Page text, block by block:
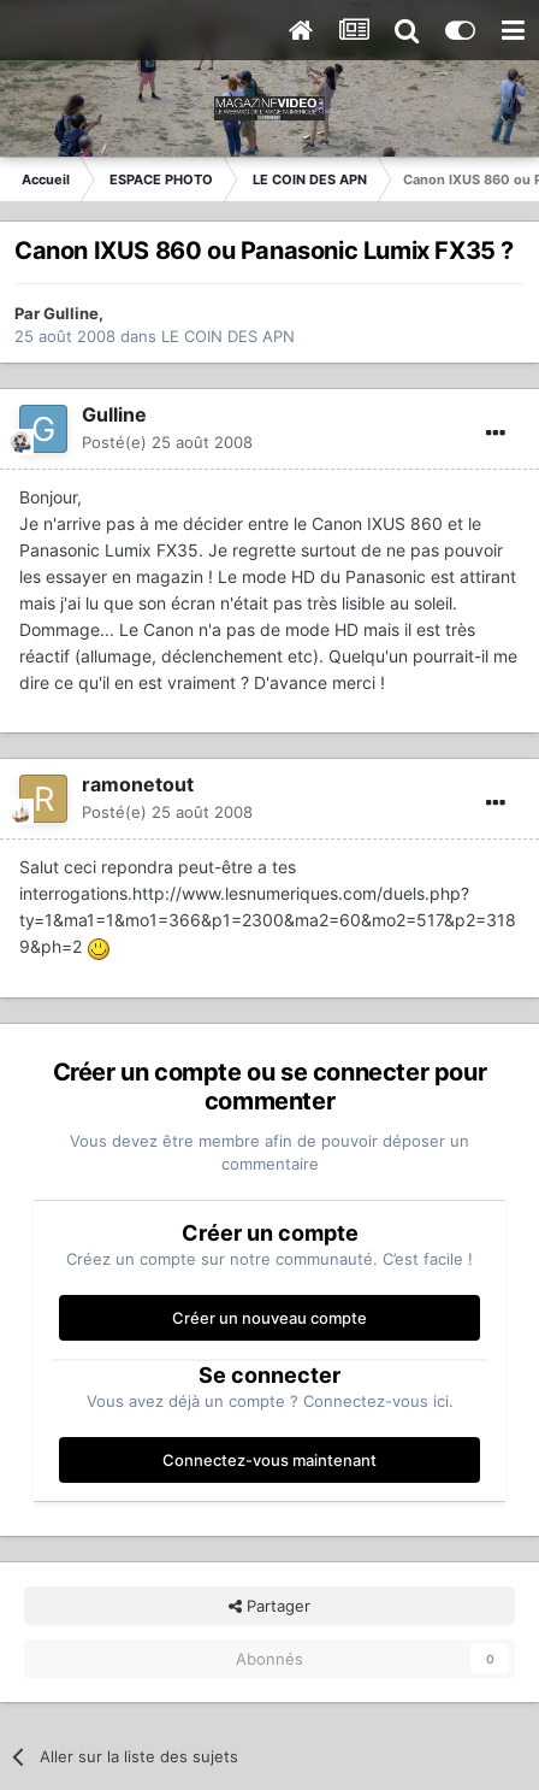
Accueil ESPACE PHOTO LE COIN DES APN Canon IXUS 860 ou
Canon IXUS 860 ou Panasonic Lumix FX35 ?
ParGulline,
25 août 2008 dans LE COIN DES APN
Gulline
Posté(e) 25 août 2008
Bonjour,
Je n'arrive pas à me décider entre le Canon IXUS 860 et le
Panasonic Lumix FX35. Je regrette surtout de ne pas pouvoir
les essayer en magazin ! Le mode HD du Panasonic est attirant
mais j'ai lu que son écran n'était pas très lisible au soleil.
Dommage... Le Canon n'a pas de mode HD mais il est très
réactif (allumage, déclenchement etc). Quelqu'un pourrait-il me
dire ce qu'il en est vraiment ? D'avance merci !
ramonetout
Posté(e) 25 août 2008
Salut ceci repondra peut-être a tes
interrogations.http://www.lesnumeriques.com/duels.php?
ty=1&ma1=1&mo1=366&p1=2300&ma2=60&mo2=517&p2=318
9&ph=2
Créer un compte ou se connecter pour
commenter
Vous devez être membre afin de pouvoir déposer un
commentaire
Créer un compte
Créez un compte sur notre communauté. C’est facile !
Créer un nouveau compte
Se connecter
Vous avez déjà un compte ? Connectez-vous ici.
Connectez-vous maintenant
Partager
Abonnés 0
Aller sur la liste des sujets